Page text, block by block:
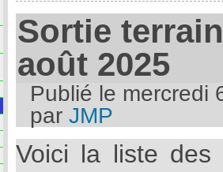
Sortie
août 2025
Publié le mercredi
par JMP
Voici la liste des